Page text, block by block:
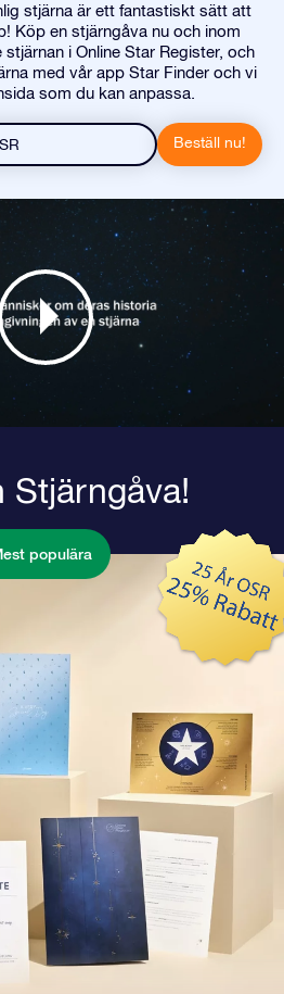
stjärna är ett fantastiskt sätt att
Köp en stjärngåva nu och inom
i Online Star Register, och
med vår app Star Finder och vi
som du kan anpassa.
Beställ nu!
Stjärngåva!
populära